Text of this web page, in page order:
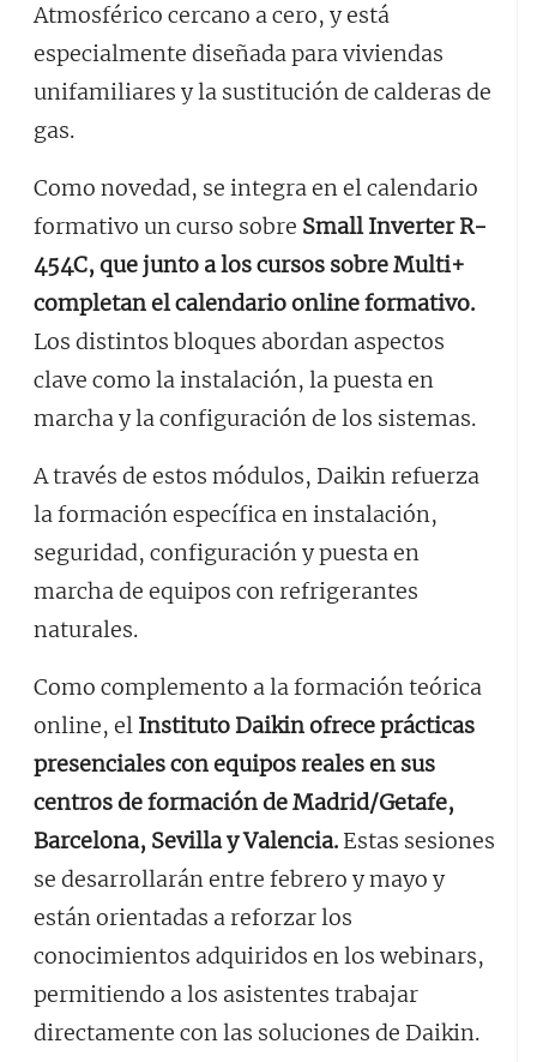
Atmosférico cercano a cero, y está
especialmente diseñada para viviendas
unifamiliares y la sustitución de calderas de
gas.
Como novedad, se integra en el calendario
formativo un curso sobre Small Inverter R-
454C, que junto a los cursos sobre Multi+
completan el calendario online formativo.
Los distintos bloques abordan aspectos
clave como la instalación, la puesta en
marcha y la configuración de los sistemas.
A través de estos módulos, Daikin refuerza
la formación específica en instalación,
seguridad, configuración y puesta en
marcha de equipos con refrigerantes
naturales.
Como complemento a la formación teórica
online, el Instituto Daikin ofrece prácticas
presenciales con equipos reales en sus
centros de formación de Madrid/Getafe,
Barcelona, Sevilla y Valencia. Estas sesiones
se desarrollarán entre febrero y mayo y
están orientadas a reforzar los
conocimientos adquiridos en los webinars,
permitiendo a los asistentes trabajar
directamente con las soluciones de Daikin.